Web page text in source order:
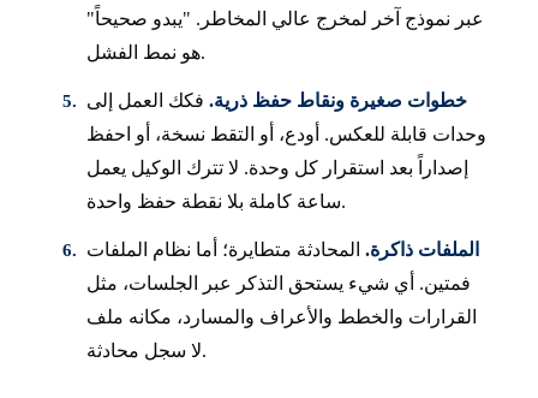
عبر نموذج آخر لمخرج عالي المخاطر. "يبدو صحيحاً"
هو نمط الفشل.
خطوات صغيرة ونقاط حفظ ذرية. فكك العمل إلى
وحدات قابلة للعكس. أودع، أو التقط نسخة، أو احفظ
إصداراً بعد استقرار كل وحدة. لا تترك الوكيل يعمل
ساعة كاملة بلا نقطة حفظ واحدة.
الملفات ذاكرة. المحادثة متطايرة؛ أما نظام الملفات
فمتين. أي شيء يستحق التذكر عبر الجلسات، مثل
القرارات والخطط والأعراف والمسارد، مكانه ملف
لا سجل محادثة.